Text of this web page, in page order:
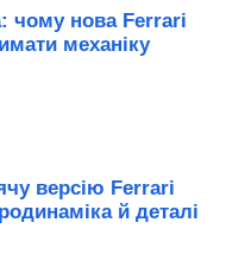
чому нова Ferrari
механіку
версію Ferrari
й деталі